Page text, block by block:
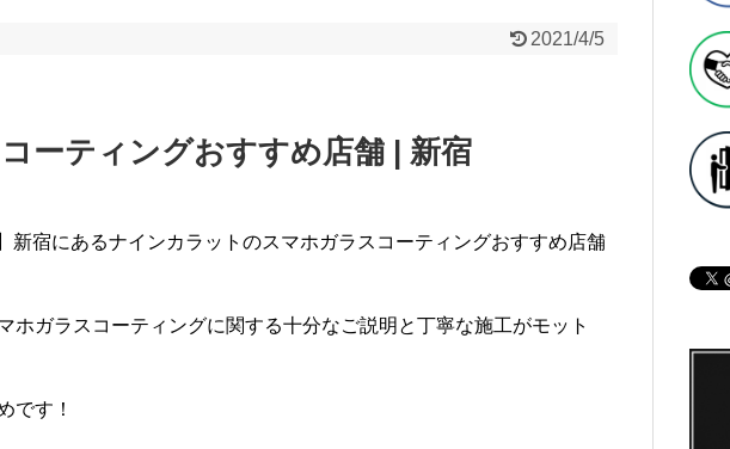
2021/4/5
ーティングおすすめ店舗 | 新宿
新宿にあるナインカラットのスマホガラスコーティングおすすめ店舗
ホガラスコーティングに関する十分なご説明と丁寧な施工がモット
です！